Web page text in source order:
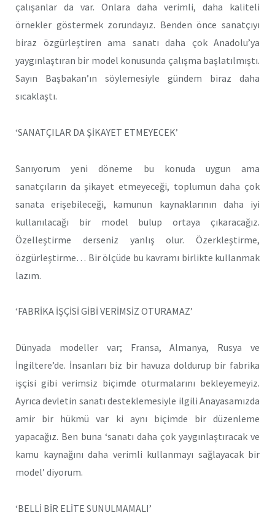
çalışanlar da var. Onlara daha verimli, daha kaliteli
örnekler göstermek zorundayız. Benden önce sanatçıyı
biraz özgürleştiren ama sanatı daha çok Anadolu’ya
yaygınlaştıran bir model konusunda çalışma başlatılmıştı.
Sayın Başbakan’ın söylemesiyle gündem biraz daha
sıcaklaştı.
‘SANATÇILAR DA ŞİKAYET ETMEYECEK’
Sanıyorum yeni döneme bu konuda uygun ama
sanatçıların da şikayet etmeyeceği, toplumun daha çok
sanata erişebileceği, kamunun kaynaklarının daha iyi
kullanılacağı bir model bulup ortaya çıkaracağız.
Özelleştirme derseniz yanlış olur. Özerkleştirme,
özgürleştirme… Bir ölçüde bu kavramı birlikte kullanmak
lazım.
‘FABRİKA İŞÇİSİ GİBİ VERİMSİZ OTURAMAZ’
Dünyada modeller var; Fransa, Almanya, Rusya ve
İngiltere’de. İnsanları biz bir havuza doldurup bir fabrika
işçisi gibi verimsiz biçimde oturmalarını bekleyemeyiz.
Ayrıca devletin sanatı desteklemesiyle ilgili Anayasamızda
amir bir hükmü var ki aynı biçimde bir düzenleme
yapacağız. Ben buna ‘sanatı daha çok yaygınlaştıracak ve
kamu kaynağını daha verimli kullanmayı sağlayacak bir
model’ diyorum.
‘BELLİ BİR ELİTE SUNULMAMALI’